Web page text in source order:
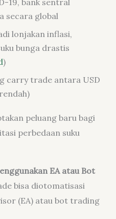
secara global
lonjakan inflasi,
bunga drastis
)
carry trade antara USD
peluang baru bagi
perbedaan suku
EA atau Bot
bisa diotomatisasi
(EA) atau bot trading